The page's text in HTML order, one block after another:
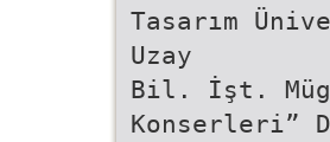
Tasarım
Uzay
Bil. İşt. Müge
Konserleri”